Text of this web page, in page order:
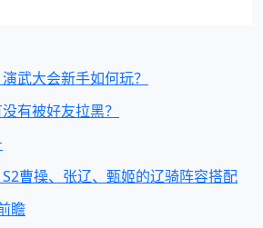
武大会新手如何玩？
有被好友拉黑？
S2曹操、张辽、甄姬的辽骑阵容搭配
瞻